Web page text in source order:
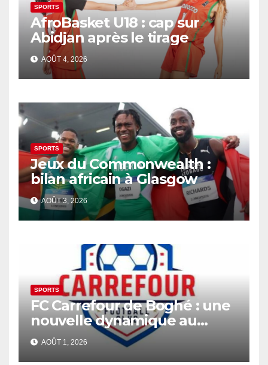
SPORTS
AfroBasket U18 : cap sur
Abidjan après le tirage
AOÛT 4, 2026
SPORTS
Jeux du Commonwealth :
bilan africain à Glasgow
AOÛT 3, 2026
SPORTS
FC Carrefour de Boghé : une
nouvelle dynamique au
service de la jeunesse et du
sport
AOÛT 1, 2026